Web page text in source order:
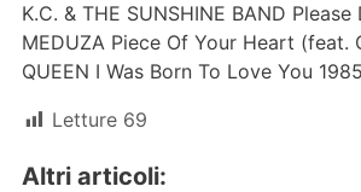
K.C. & THE SUNSHINE BAND Please
MEDUZA Piece Of Your Heart (feat.
QUEEN I Was Born To Love You 1985
Letture 69
Altri articoli: